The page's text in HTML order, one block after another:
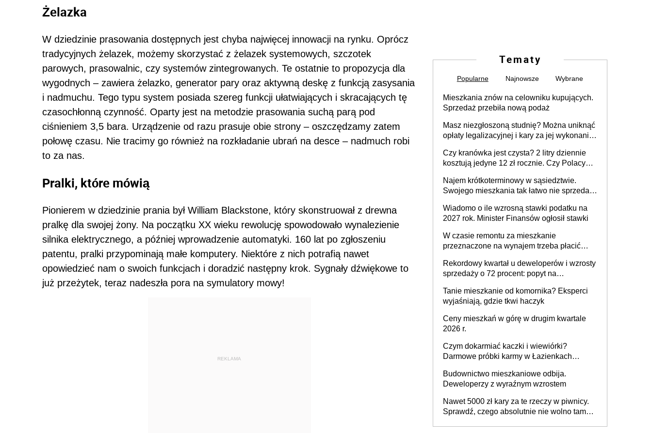
Żelazka
W dziedzinie prasowania dostępnych jest chyba najwięcej innowacji na rynku. Oprócz
tradycyjnych żelazek, możemy skorzystać z żelazek systemowych, szczotek
parowych, prasowalnic, czy systemów zintegrowanych. Te ostatnie to propozycja dla
wygodnych – zawiera żelazko, generator pary oraz aktywną deskę z funkcją zasysania
i nadmuchu. Tego typu system posiada szereg funkcji ułatwiających i skracających tę
czasochłonną czynność. Oparty jest na metodzie prasowania suchą parą pod
ciśnieniem 3,5 bara. Urządzenie od razu prasuje obie strony – oszczędzamy zatem
połowę czasu. Nie tracimy go również na rozkładanie ubrań na desce – nadmuch robi
to za nas.
Pralki, które mówią
Pionierem w dziedzinie prania był William Blackstone, który skonstruował z drewna
pralkę dla swojej żony. Na początku XX wieku rewolucję spowodowało wynalezienie
silnika elektrycznego, a później wprowadzenie automatyki. 160 lat po zgłoszeniu
patentu, pralki przypominają małe komputery. Niektóre z nich potrafią nawet
opowiedzieć nam o swoich funkcjach i doradzić następny krok. Sygnały dźwiękowe to
już przeżytek, teraz nadeszła pora na symulatory mowy!
REKLAMA
Tematy
Popularne Najnowsze Wybrane
Mieszkania znów na celowniku kupujących.
Sprzedaż przebiła nową podaż
Masz niezgłoszoną studnię? Można uniknąć
opłaty legalizacyjnej i kary za jej wykonanie,
Czy kranówka jest czysta? 2 litry dziennie
kosztują jedyne 12 zł rocznie. Czy Polacy
Najem krótkoterminowy w sąsiedztwie.
Swojego mieszkania tak łatwo nie sprzedaż
Wiadomo o ile wzrosną stawki podatku na
2027 rok. Minister Finansów ogłosił stawki
W czasie remontu za mieszkanie
przeznaczone na wynajem trzeba płacić
realizuje w nim potrzeb mieszkaniowych
Rekordowy kwartał u deweloperów i wzrosty
sprzedaży o 72 procent: popyt na
Tanie mieszkanie od komornika? Eksperci
wyjaśniają, gdzie tkwi haczyk
Ceny mieszkań w górę w drugim kwartale
2026 r.
Czym dokarmiać kaczki i wiewiórki?
Darmowe próbki karmy w Łazienkach
edukacyjna]
Budownictwo mieszkaniowe odbija.
Deweloperzy z wyraźnym wzrostem
Nawet 5000 zł kary za te rzeczy w piwnicy.
Sprawdź, czego absolutnie nie wolno tam